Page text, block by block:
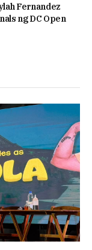
Fernandez
ng DC Open